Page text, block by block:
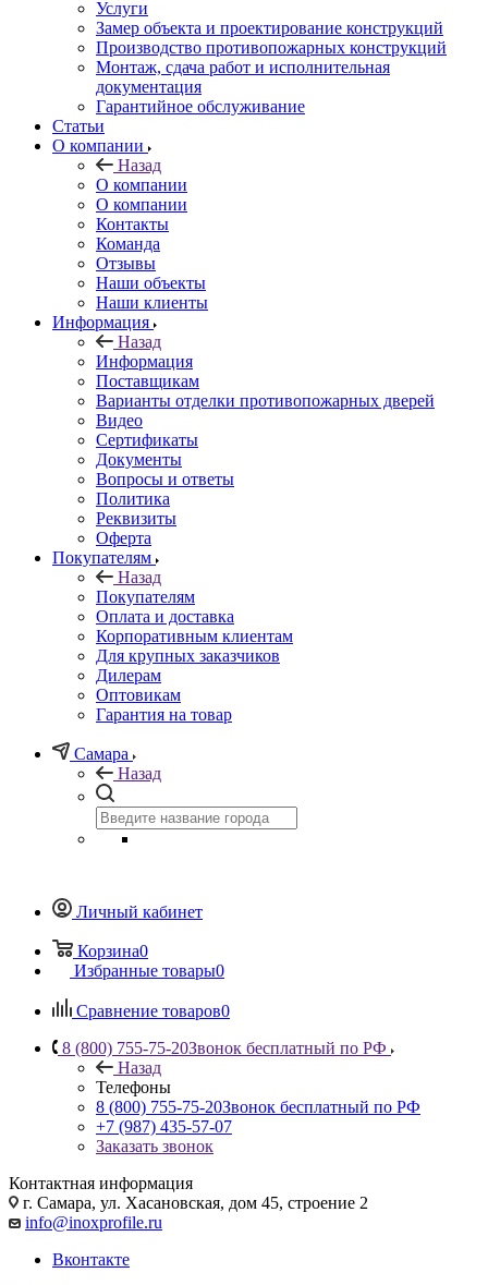
Услуги
Замер объекта и проектирование конструкций
Производство противопожарных конструкций
Монтаж, сдача работ и исполнительная
документация
Гарантийное обслуживание
Статьи
О компании
Назад
О компании
О компании
Контакты
Команда
Отзывы
Наши объекты
Наши клиенты
Информация
Назад
Информация
Поставщикам
Варианты отделки противопожарных дверей
Видео
Сертификаты
Документы
Вопросы и ответы
Политика
Реквизиты
Оферта
Покупателям
Назад
Покупателям
Оплата и доставка
Корпоративным клиентам
Для крупных заказчиков
Дилерам
Оптовикам
Гарантия на товар
Самара
Назад
Личный кабинет
Корзина0
Избранные товары0
Сравнение товаров0
8 (800) 755-75-20Звонок бесплатный по РФ
Назад
Телефоны
8 (800) 755-75-20Звонок бесплатный по РФ
+7 (987) 435-57-07
Заказать звонок
Контактная информация
г. Самара, ул. Хасановская, дом 45, строение 2
info@inoxprofile.ru
Вконтакте